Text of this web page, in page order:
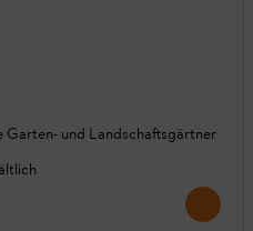
und Landschaftsgärtner